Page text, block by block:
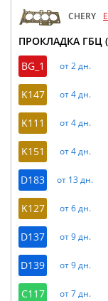
CHERY
ПРОКЛАДКА ГБЦ
BG_1
от 2 дн.
K147 от 4 дн.
K111 от 4 дн.
K151 от 4 дн.
D183 от 13 дн.
K127 от 6 дн.
D137 от 9 дн.
D139 от 9 дн.
C117 от 7 дн.